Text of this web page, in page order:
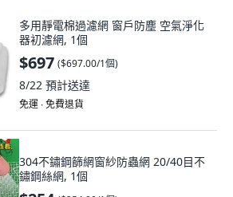
多用靜電棉過濾網 窗戶防塵 空氣淨化
器初濾網, 1個
$697 ($697.00/1個)
8/22 預計送達
免運 ∙ 免費退貨
304不鏽鋼篩網窗紗防蟲網 20/40目不
鏽鋼絲網, 1個